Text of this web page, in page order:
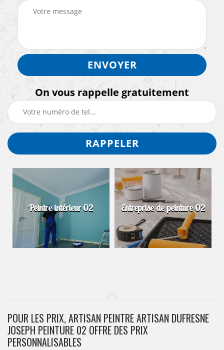
On vous rappelle gratuitement
Peintre intérieur 02 Entreprise de peinture 02
POUR LES PRIX, ARTISAN PEINTRE ARTISAN DUFRESNE
JOSEPH PEINTURE 02 OFFRE DES PRIX
PERSONNALISABLES